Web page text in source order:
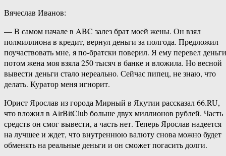
Вячеслав Иванов:
— В самом начале в ABC залез брат моей жены. Он взял
полмиллиона в кредит, вернул деньги за полгода. Предложил
поучаствовать мне, я по-братски поверил. Я ему перевел
потом жена моя взяла 250 тысяч в банке и вложила. Но весной
вывести деньги стало нереально. Сейчас пипец, не знаю, что
делать. Куратор меня игнорит.
Юрист Ярослав из города Мирный в Якутии рассказал 66.RU,
что вложил в AirBitClub больше двух миллионов рублей. Часть
средств он смог вывести, а часть нет. Теперь Ярослав надеется
на лучшее и ждет, что внутреннюю валюту снова можно будет
обменять на реальные деньги и он сможет погасить долги.